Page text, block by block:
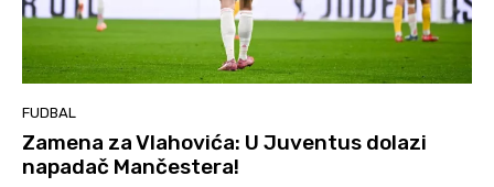
FUDBAL
Zamena za Vlahovića: U Juventus dolazi
napadač Mančestera!